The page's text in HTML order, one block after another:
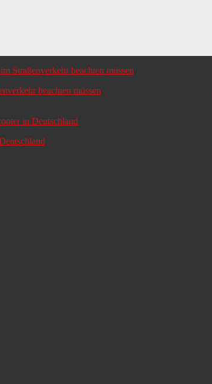
beachten müssen